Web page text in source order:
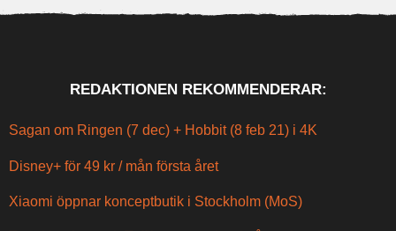
REDAKTIONEN REKOMMENDERAR:
Sagan om Ringen (7 dec) + Hobbit (8 feb 21) i 4K
Disney+ för 49 kr / mån första året
Xiaomi öppnar konceptbutik i Stockholm (MoS)